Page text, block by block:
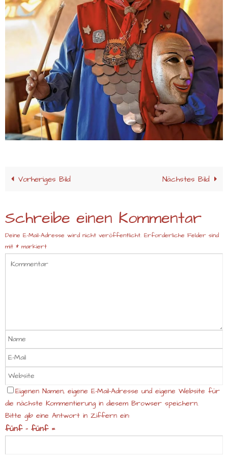
Vorheriges Bild Nächstes Bild
Schreibe einen Kommentar
Deine E-Mail-Adresse wird nicht veröffentlicht. Erforderliche Felder sind
mit * markiert
Eigenen Namen, eigene E-Mail-Adresse und eigene Website für
die nächste Kommentierung in diesem Browser speichern.
Bitte gib eine Antwort in Ziffern ein:
fünf − fünf =